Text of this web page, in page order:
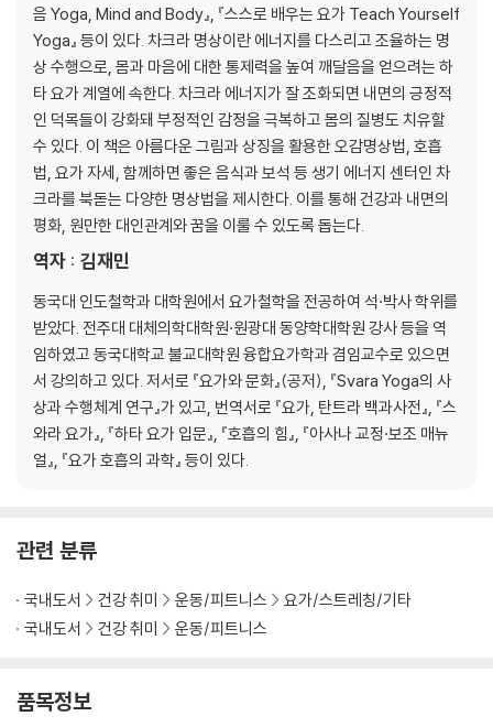
스와디스타나 차크라 이해하기
천골 차크라 자각하여 깨우기
수(水) 요소 : 물
죄책감 넘어서기
흐름을 따라서 가는 법
스와디스타나 에너지와 함께하기
스와디스타나 에너지를 위한 요가 아사나
CHAPTER 3
마니푸라(태양신경총) 차크라
마니푸라 차크라 이해하기
태양신경총 차크라 자각하여 깨우기
화(火) 요소 : 불
분노 가라앉히기
변화의 힘이 있는 먹기
회전하여 고요해지기
마니푸라 에너지와 함께하기
아나하타(심장) 차크라
심장 차크라 자각하여 깨우기
풍(風) 요소 : 바람
마음 열기
아나하타 에너지와 함께하기
음 Yoga, Mind and Body』, 『스스로 배우는 요가 Teach Yourself
Yoga』 등이 있다. 차크라 명상이란 에너지를 다스리고 조율하는 명
상 수행으로, 몸과 마음에 대한 통제력을 높여 깨달음을 얻으려는 하
타 요가 계열에 속한다. 차크라 에너지가 잘 조화되면 내면의 긍정적
인 덕목들이 강화돼 부정적인 감정을 극복하고 몸의 질병도 치유할
수 있다. 이 책은 아름다운 그림과 상징을 활용한 오감명상법, 호흡
법, 요가 자세, 함께하면 좋은 음식과 보석 등 생기 에너지 센터인 차
크라를 북돋는 다양한 명상법을 제시한다. 이를 통해 건강과 내면의
평화, 원만한 대인관계와 꿈을 이룰 수 있도록 돕는다.
역자 : 김재민
동국대 인도철학과 대학원에서 요가철학을 전공하여 석·박사 학위를
받았다. 전주대 대체의학대학원·원광대 동양학대학원 강사 등을 역
임하였고 동국대학교 불교대학원 융합요가학과 겸임교수로 있으면
서 강의하고 있다. 저서로 『요가와 문화』(공저), 『Svara Yoga의 사
상과 수행체계 연구』가 있고, 번역서로 『요가, 탄트라 백과사전』, 『스
와라 요가』, 『하타 요가 입문』, 『호흡의 힘』, 『아사나 교정·보조 매뉴
얼』, 『요가 호흡의 과학』 등이 있다.
관련 분류
국내도서 건강 취미 운동/피트니스
요가/스트레칭/기타
국내도서
건강 취미 운동/피트니스
품목정보